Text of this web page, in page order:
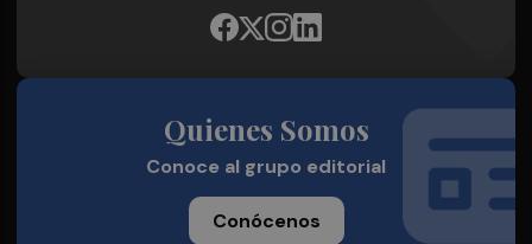
Quienes Somos
Conoce al grupo editorial
Conócenos